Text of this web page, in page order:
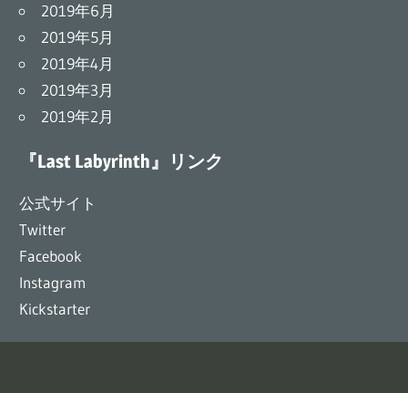
2019年6月
2019年5月
2019年4月
2019年3月
2019年2月
『Last Labyrinth』リンク
公式サイト
Twitter
Facebook
Instagram
Kickstarter